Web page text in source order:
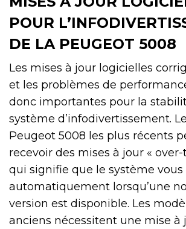
POUR
DE LA PEUGEOT 5008
Les mises à jour logicielles
et les problèmes de
donc importantes pour la
système d’infodivertissement.
Peugeot 5008 les plus récents
recevoir des mises à jour « over-
qui signifie que le système
automatiquement lorsqu’une
version est disponible. Les
anciens nécessitent une mise à